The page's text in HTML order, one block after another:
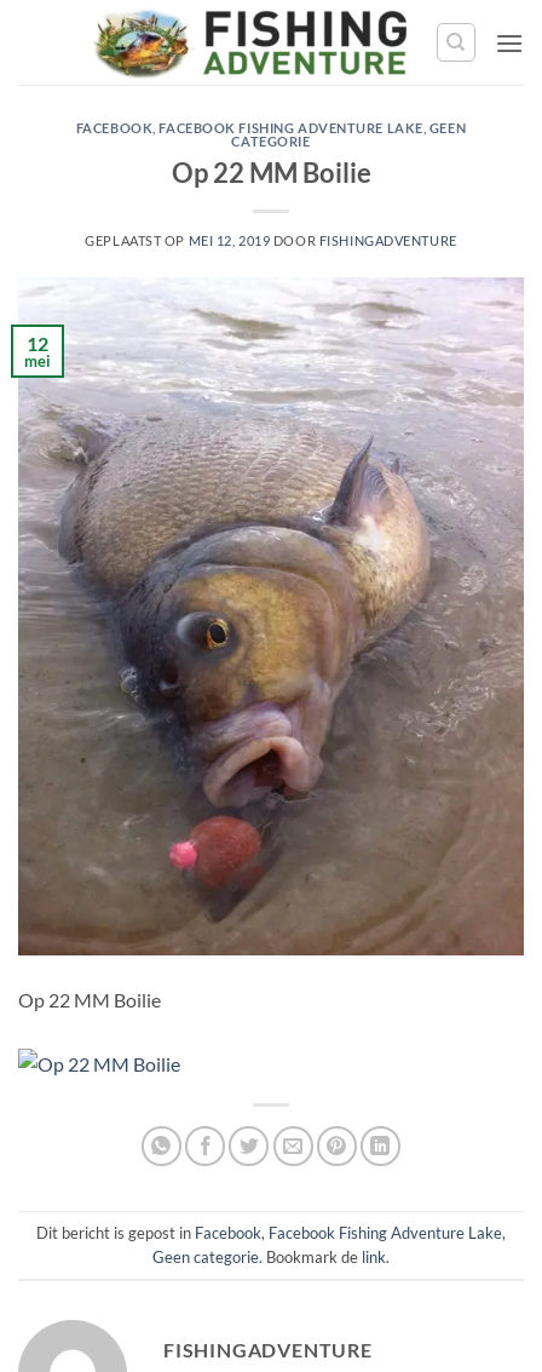
FACEBOOK ,FACEBOOK FISHING ADVENTURE LAKE GEEN
CATEGORIE
Op 22 MM Boilie
GEPLAATST OP MEI 12, 2019 DOOR FISHINGADVENTURE
12
mei
Op 22 MM Boilie
Dit bericht is gepost in Facebook, Facebook Fishing Adventure Lake,
Geen categorie. Bookmark de link.
FISHINGADVENTURE